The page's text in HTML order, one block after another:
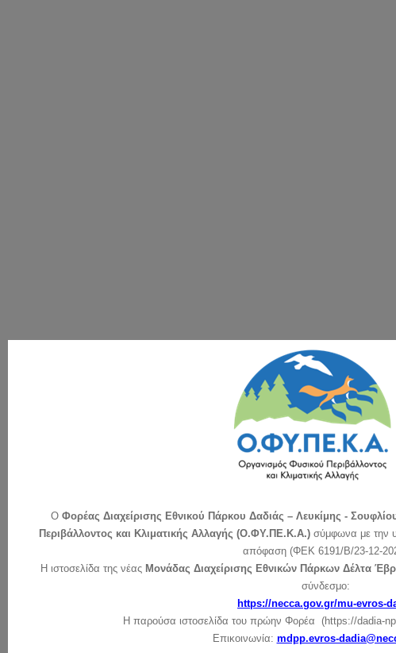
O Φορέας Διαχείρισης Εθνικού Πάρκου Δαδιάς – Λευκίμης -
Περιβάλλοντος και Κλιματικής Αλλαγής (Ο.ΦΥ.ΠΕ.Κ.Α.) σύμφωνα με την
απόφαση (ΦΕΚ 6191/Β/23-12-
Η ιστοσελίδα της νέας Μονάδας Διαχείρισης Εθνικών Πάρκων Δέλτα
σύνδεσμο:
https://necca.gov.gr/mu-evros-
Η παρούσα ιστοσελίδα του πρώην Φορέα (https://dadia-
Επικοινωνία: mdpp.evros-